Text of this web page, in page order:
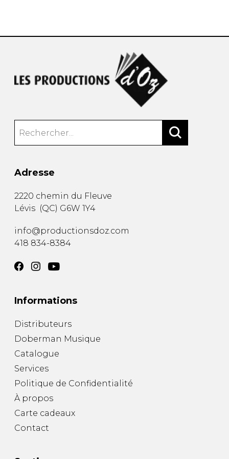
Adresse
2220 chemin du Fleuve
Lévis (QC) G6W 1Y4
info@productionsdoz.com
418 834-8384
Informations
Distributeurs
Doberman Musique
Catalogue
Services
Politique de Confidentialité
À propos
Carte cadeaux
Contact